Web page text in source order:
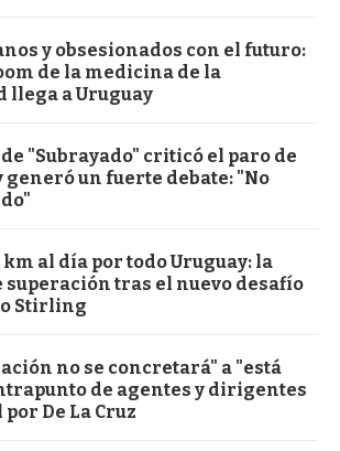
y obsesionados con el futuro:
de la medicina de la
llega a Uruguay
"Subrayado" criticó el paro de
generó un fuerte debate: "No
al día por todo Uruguay: la
tras el nuevo desafío
Stirling
no se concretará" a "está
de agentes y dirigentes
De La Cruz